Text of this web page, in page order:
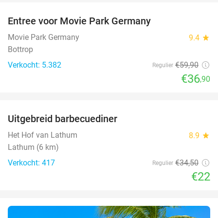
Entree voor Movie Park Germany
Movie Park Germany 9.4 star
Bottrop
Verkocht: 5.382
Regulier €59,90
€36,90
Uitgebreid barbecuediner
Het Hof van Lathum 8.9 star
Lathum (6 km)
Verkocht: 417
Regulier €34,50
€22